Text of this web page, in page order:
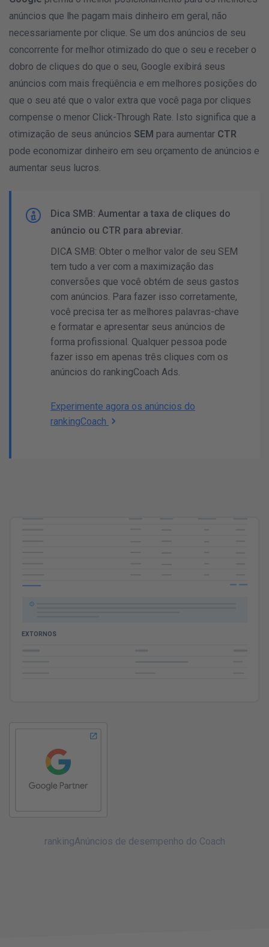
anúncios que lhe pagam mais dinheiro em geral, não
necessariamente por clique. Se um dos anúncios de seu
concorrente for melhor otimizado do que o seu e receber o
dobro de cliques do que o seu, Google exibirá seus
anúncios com mais freqüência e em melhores posições do
que o seu até que o valor extra que você paga por cliques
compense o menor Click-Through Rate. Isto significa que a
otimização de seus anúncios SEM para aumentar CTR
pode economizar dinheiro em seu orçamento de anúncios e
aumentar seus lucros.
Dica SMB: Aumentar a taxa de cliques do
anúncio ou CTR para abreviar.
DICA SMB: Obter o melhor valor de seu SEM
tem tudo a ver com a maximização das
conversões que você obtém de seus gastos
com anúncios. Para fazer isso corretamente,
você precisa ter as melhores palavras-chave
e formatar e apresentar seus anúncios de
forma profissional. Qualquer pessoa pode
fazer isso em apenas três cliques com os
anúncios do rankingCoach Ads.
Experimente agora os anúncios do
rankingCoach
DESEMPENHO DE PERFORMANCE EM VISUAL
Cost of cliques
Ø custo por clique
Impressoes
GOOGLE ADS
rankingAnúncios de desempenho do Coach